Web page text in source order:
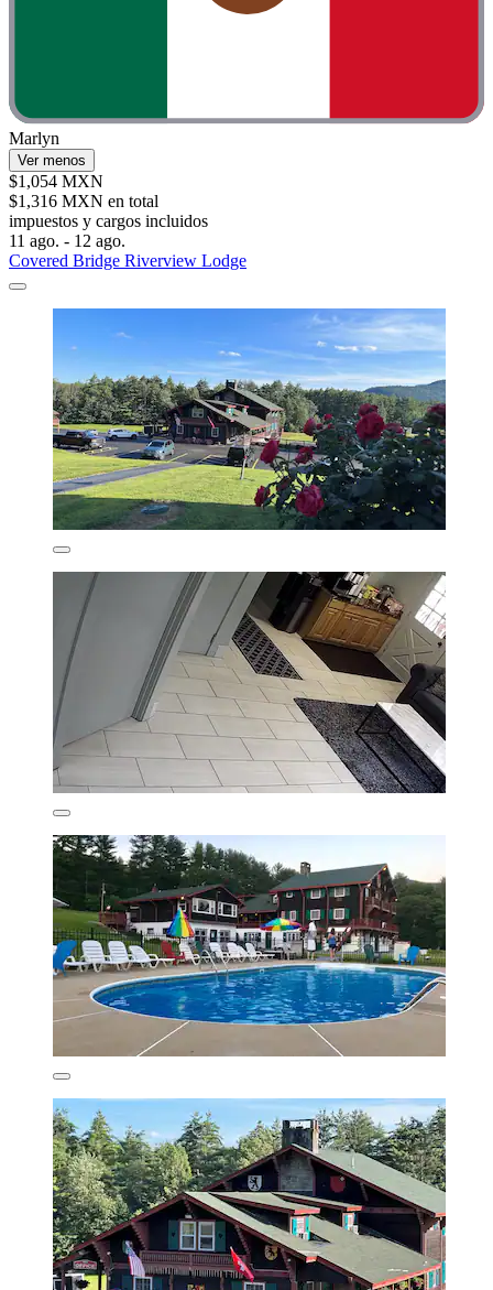
Marlyn
Ver menos
$1,054 MXN
$1,316 MXN en total
impuestos y cargos incluidos
11 ago. - 12 ago.
Covered Bridge Riverview Lodge